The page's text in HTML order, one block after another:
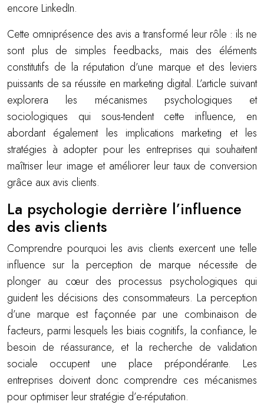
encore LinkedIn.
Cette omniprésence des avis a transformé leur rôle : ils ne
sont plus de simples feedbacks, mais des éléments
constitutifs de la réputation d’une marque et des leviers
puissants de sa réussite en marketing digital. L’article suivant
explorera les mécanismes psychologiques et
sociologiques qui sous-tendent cette influence, en
abordant également les implications marketing et les
stratégies à adopter pour les entreprises qui souhaitent
maîtriser leur image et améliorer leur taux de conversion
grâce aux avis clients.
La psychologie derrière l’influence
des avis clients
Comprendre pourquoi les avis clients exercent une telle
influence sur la perception de marque nécessite de
plonger au cœur des processus psychologiques qui
guident les décisions des consommateurs. La perception
d’une marque est façonnée par une combinaison de
facteurs, parmi lesquels les biais cognitifs, la confiance, le
besoin de réassurance, et la recherche de validation
sociale occupent une place prépondérante. Les
entreprises doivent donc comprendre ces mécanismes
pour optimiser leur stratégie d’e-réputation.